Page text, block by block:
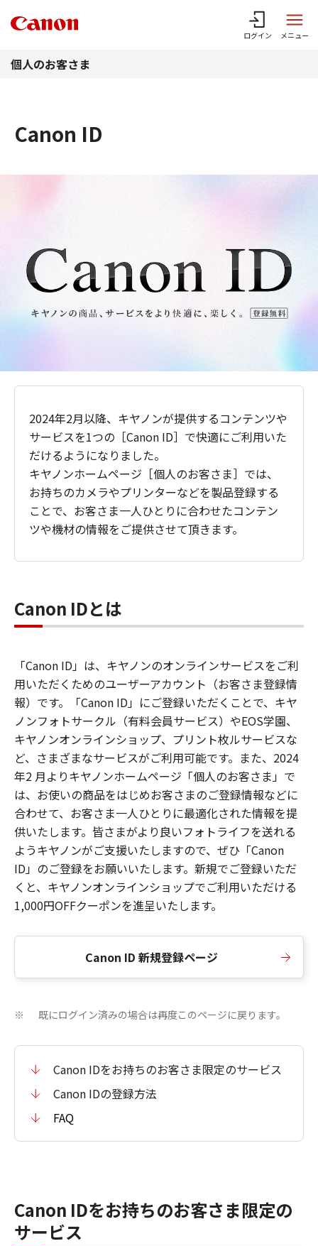
ログイン メニュー
個人のお客さま
Canon ID
2024年2月以降、キヤノンが提供するコンテンツや
サービスを1つの［Canon ID］で快適にご利用いた
だけるようになりました。
キヤノンホームページ［個人のお客さま］では、
お持ちのカメラやプリンターなどを製品登録する
ことで、お客さま一人ひとりに合わせたコンテン
ツや機材の情報をご提供させて頂きます。
Canon IDとは
「Canon ID」は、キヤノンのオンラインサービスをご利
用いただくためのユーザーアカウント（お客さま登録情
報）です。「Canon ID」にご登録いただくことで、キヤ
ノンフォトサークル（有料会員サービス）やEOS学園、
キヤノンオンラインショップ、プリント枚ルサービスな
ど、さまざまなサービスがご利用可能です。また、2024
年2 月よりキヤノンホームページ「個人のお客さま」で
は、お使いの商品をはじめお客さまのご登録情報などに
合わせて、お客さま一人ひとりに最適化された情報を提
供いたします。皆さまがより良いフォトライフを送れる
ようキヤノンがご支援いたしますので、ぜひ「Canon
ID」のご登録をお願いいたします。新規でご登録いただ
くと、キヤノンオンラインショップでご利用いただける
1,000円OFFクーポンを進呈いたします。
Canon ID 新規登録ページ
※ 既にログイン済みの場合は再度このページに戻ります。
Canon IDをお持ちのお客さま限定のサービス
Canon IDの登録方法
FAQ
Canon IDをお持ちのお客さま限定の
サービス